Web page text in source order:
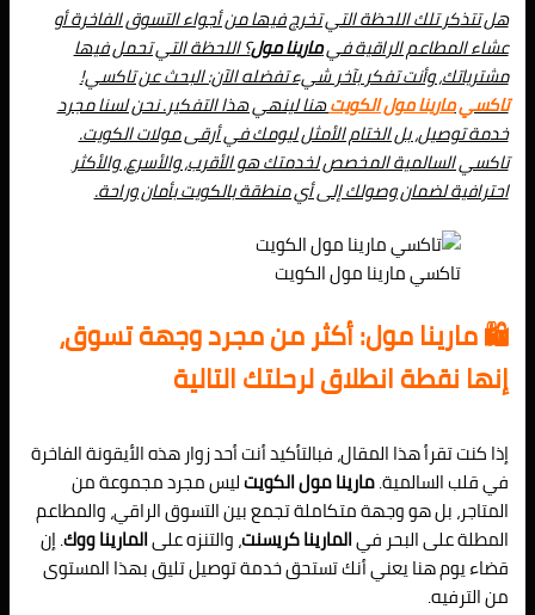
هل تتذكر تلك اللحظة التي تخرج فيها من أجواء التسوق الفاخرة أو
عشاء المطاعم الراقية فيمارينا مول؟ اللحظة التي تحمل فيها
مشترياتك، وأنت تفكر بآخر شيء تفضله الآن: البحث عن تاكسي!
تاكسيمارينا مول الكويتهنا لينهي هذا التفكير. نحن لسنا مجرد
خدمة توصيل، بل الختام الأمثل ليومك في أرقى مولات الكويت.
تاكسي السالمية المخصص لخدمتك هو الأقرب، والأسرع، والأكثر
احترافية لضمان وصولك إلى أي منطقة بالكويت بأمان وراحة.
تاكسي مارينا مول الكويت
🛍️ مارينا مول: أكثر من مجرد وجهة تسوق،
إنها نقطة انطلاق لرحلتك التالية
إذا كنت تقرأ هذا المقال، فبالتأكيد أنت أحد زوار هذه الأيقونة الفاخرة
في قلب السالمية.مارينا مول الكويتليس مجرد مجموعة من
المتاجر، بل هو وجهة متكاملة تجمع بين التسوق الراقي، والمطاعم
المطلة على البحر فيالمارينا كريسنت، والتنزه علىالمارينا ووك. إن
قضاء يوم هنا يعني أنك تستحق خدمة توصيل تليق بهذا المستوى
من الترفيه.